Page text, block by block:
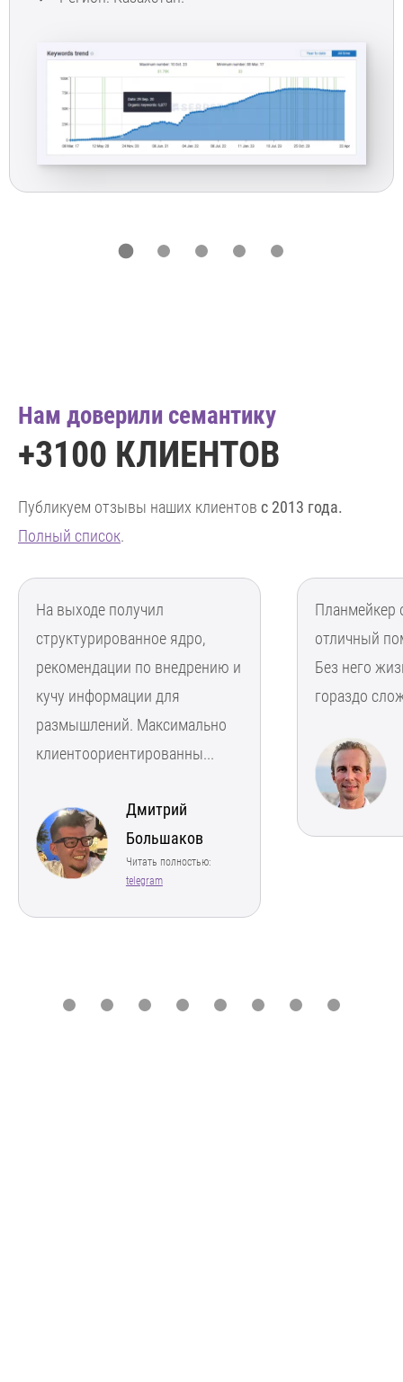
Нам доверили семантику
+3100 КЛИЕНТОВ
Публикуем отзывы наших клиентов с 2013 года.
Полный список.
На выходе получил
структурированное ядро,
рекомендации по внедрению и
кучу информации для
размышлений. Максимально
клиентоориентированны...
Дмитрий
Большаков
Читать полностью:
telegram
Планмейкер
отличный
Без него
гораздо